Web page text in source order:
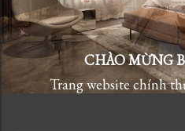
CHÀO MỪNG
Trang website chính